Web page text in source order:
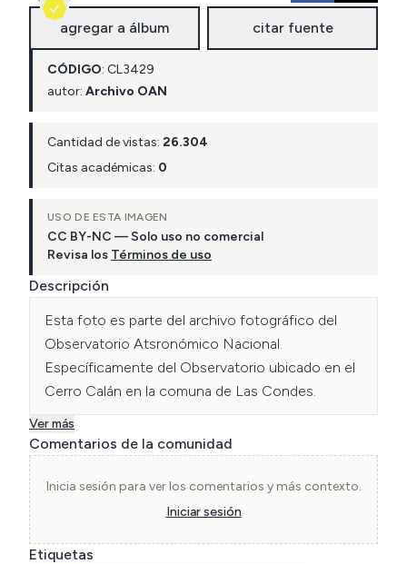
agregar a álbum citar fuente
CÓDIGO: CL3429
autor: Archivo OAN
Cantidad de vistas: 26.304
Citas académicas: 0
USO DE ESTA IMAGEN
CC BY-NC — Solo uso no comercial
Revisa los Términos de uso
Descripción
Esta foto es parte del archivo fotográfico del
Observatorio Atsronómico Nacional.
Específicamente del Observatorio ubicado en el
Cerro Calán en la comuna de Las Condes.
Ver más
Comentarios de la comunidad
Inicia sesión para ver los comentarios y más contexto.
Iniciar sesión
Etiquetas